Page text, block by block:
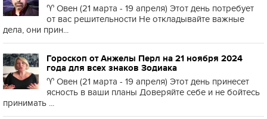
♈️ Овен (21 марта - 19 апреля) Этот день потребует
от вас решительности Не откладывайте важные
дела, они прин...
Гороскоп от Анжелы Перл на 21 ноября 2024
года для всех знаков Зодиака
♈️ Овен (21 марта - 19 апреля) Этот день принесет
ясность в ваши планы Доверяйте себе и не бойтесь
принимать ...